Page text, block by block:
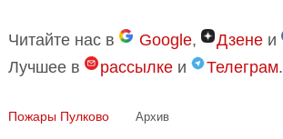
Читайте нас в Google, Дзене и
Лучшее в
рассылке и Телеграм.
Пожары Пулково Архив